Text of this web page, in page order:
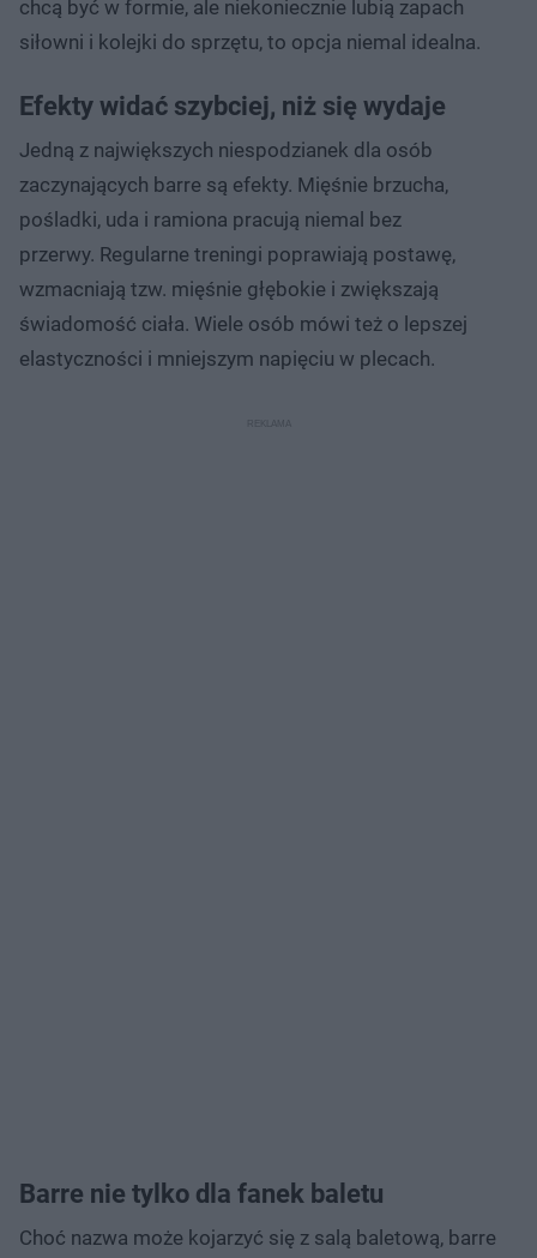
chcą być w formie, ale niekoniecznie lubią zapach
siłowni i kolejki do sprzętu, to opcja niemal idealna.
Efekty widać szybciej, niż się wydaje
Jedną z największych niespodzianek dla osób
zaczynających barre są efekty. Mięśnie brzucha,
pośladki, uda i ramiona pracują niemal bez
przerwy. Regularne treningi poprawiają postawę,
wzmacniają tzw. mięśnie głębokie i zwiększają
świadomość ciała. Wiele osób mówi też o lepszej
elastyczności i mniejszym napięciu w plecach.
Barre nie tylko dla fanek baletu
Choć nazwa może kojarzyć się z salą baletową, barre